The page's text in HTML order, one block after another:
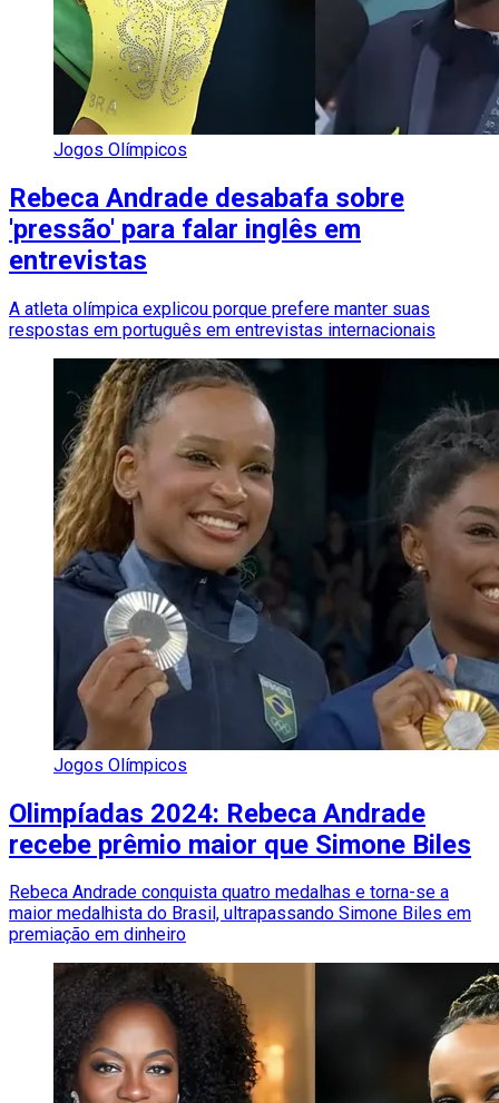
Jogos Olímpicos
Rebeca Andrade desabafa sobre
'pressão' para falar inglês em
entrevistas
A atleta olímpica explicou porque prefere manter suas
respostas em português em entrevistas internacionais
Jogos Olímpicos
Olimpíadas 2024: Rebeca Andrade
recebe prêmio maior que Simone Biles
Rebeca Andrade conquista quatro medalhas e torna-se a
maior medalhista do Brasil, ultrapassando Simone Biles em
premiação em dinheiro